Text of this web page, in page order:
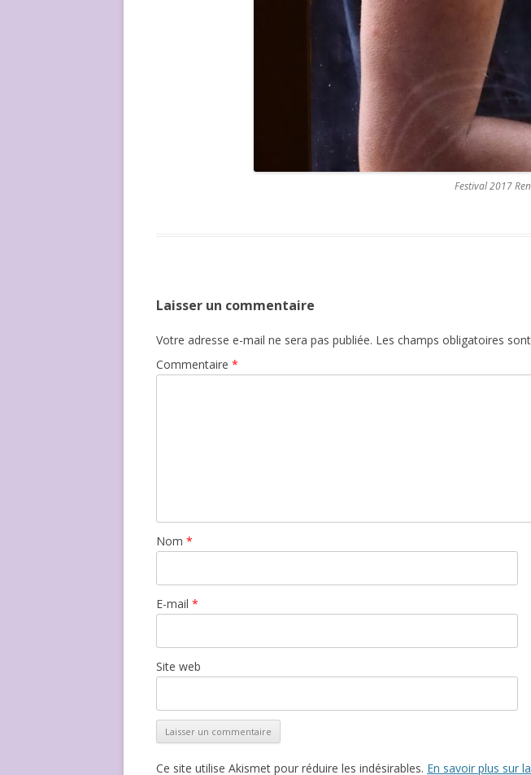
Festival 2017
Laisser un commentaire
Votre adresse e-mail ne sera pas publiée. Les champs obligatoires
Commentaire *
Nom *
E-mail *
Site web
Ce site utilise Akismet pour réduire les indésirables. En savoir plus sur